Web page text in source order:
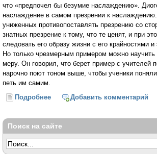
что «предпочел бы безумие наслаждению».
наслаждение в самом презрении к
униженных противопоставлять презрению со
знатных презрение к тому, что те ценят, и при
следовать его образу жизни с его крайностями и
Но только чрезмерным примером можно
меру. Он говорил, что берет пример с учителей
нарочно поют тоном выше, чтобы ученики
петь им самим.
Подробнее о Диоген Синопский и его
Добавить комментарий
Поиск на сайте